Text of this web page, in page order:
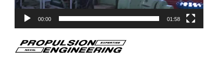
00:00 01:58